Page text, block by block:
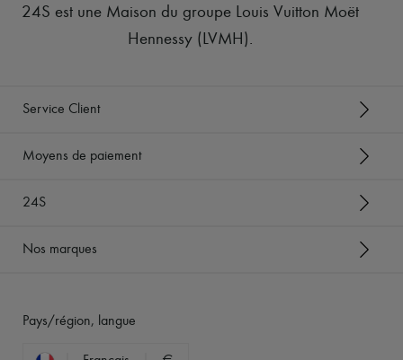
24S est une Maison du groupe Louis Vuitton Moët
Hennessy (LVMH).
Service Client
Moyens de paiement
24S
Nos marques
Pays/région, langue